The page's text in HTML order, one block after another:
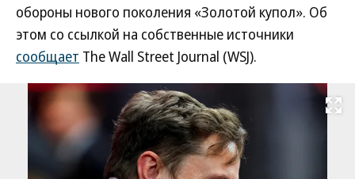
обороны нового поколения «Золотой купол». Об
этом со ссылкой на собственные источники
сообщает The Wall Street Journal (WSJ).
Развернуть